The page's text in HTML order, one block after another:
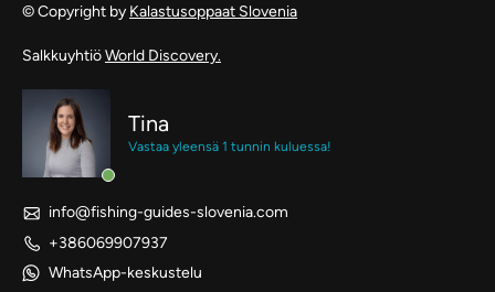
© Copyright by Kalastusoppaat Slovenia
SalkkuyhtiöWorld Discovery.
Tina
Vastaa yleensä 1 tunnin kuluessa!
info@fishing-guides-slovenia.com
+386069907937
WhatsApp-keskustelu